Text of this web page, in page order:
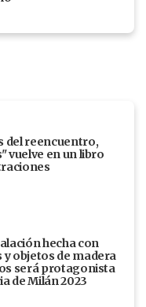
del reencuentro,
vuelve en un libro
hecha con
y objetos de madera
será protagonista
de Milán 2023